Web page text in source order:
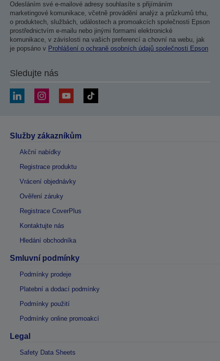
Odesláním své e-mailové adresy souhlasíte s přijímáním
marketingové komunikace, včetně provádění analýz a průzkumů trhu,
o produktech, službách, událostech a promoakcích společnosti Epson
prostřednictvím e-mailu nebo jinými formami elektronické
komunikace, v závislosti na vašich preferencí a chovní na webu, jak
je popsáno v Prohlášení o ochraně osobních údajů společnosti Epson
Sledujte nás
Služby zákazníkům
Akční nabídky
Registrace produktu
Vrácení objednávky
Ověření záruky
Registrace CoverPlus
Kontaktujte nás
Hledání obchodníka
Smluvní podmínky
Podmínky prodeje
Platební a dodací podmínky
Podmínky použití
Podmínky online promoakcí
Legal
Safety Data Sheets